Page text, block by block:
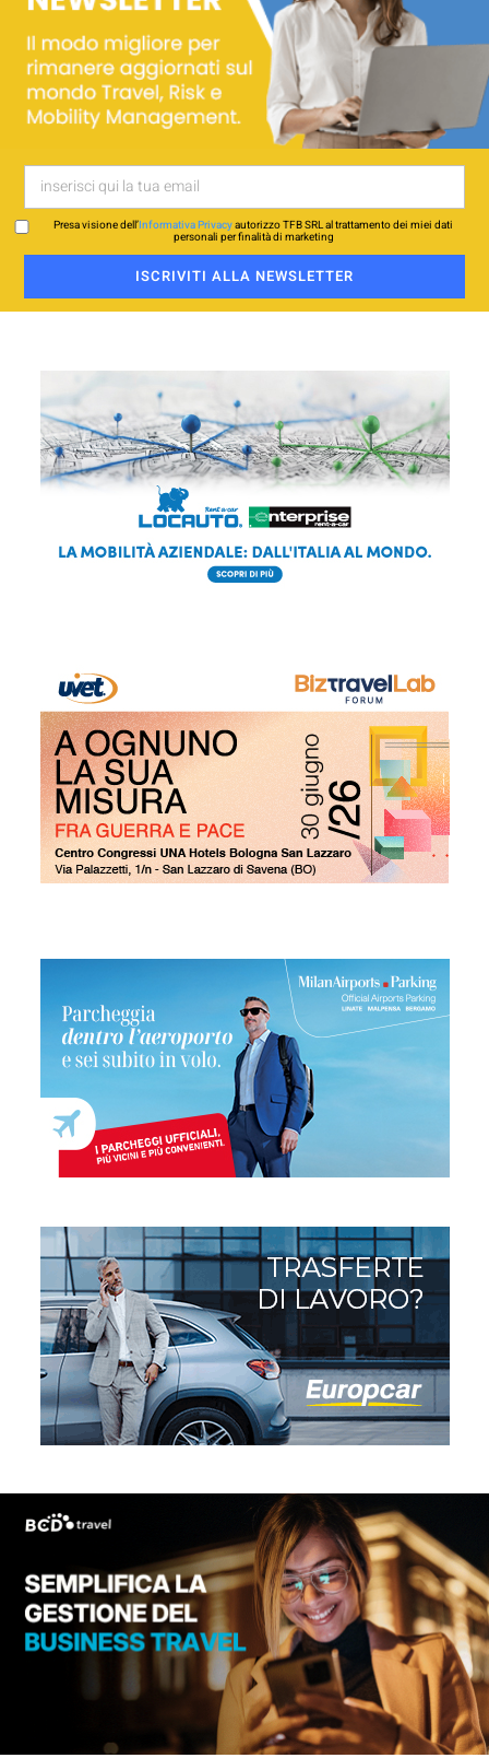
Presa visione dell’Informativa Privacyautorizzo TFB SRL al trattamento dei miei dati
personali per finalità di marketing
ISCRIVITI ALLA NEWSLETTER